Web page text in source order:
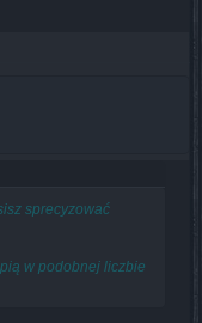
sprecyzować
w podobnej liczbie